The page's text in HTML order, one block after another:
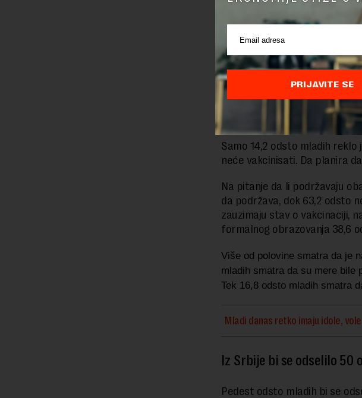
Prilikom istraživanja 37
nasilju, a 73 odsto reklo je
odsto mladih kaže da su bili
Mladi ne znaju kako da se obrate
Mladi, korona, vakcinacija
Samo 14,2 odsto mladih reklo
neće vakcinisati. Da planira
Na pitanje da li podržavaju
da podržava, dok 63,2 odsto
zauzimaju stav o vakcinaciji,
formalnog obrazovanja 38,6
Više od polovine smatra da je
mladih smatra da su mere bile
Tek 16,8 odsto mladih smatra
Mladi danas retko imaju idole,
Iz Srbije bi se odselilo 50
Pedest odsto mladih bi se
PRIJAVITE SE